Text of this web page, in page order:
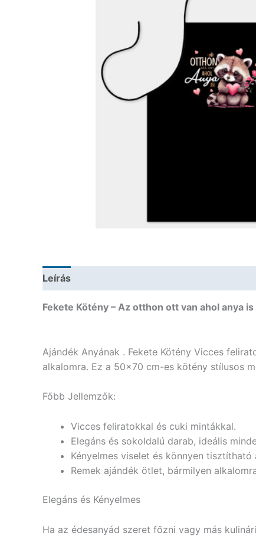
Leírás
Fekete Kötény – Az otthon ott van ahol anya
Ajándék Anyának . Fekete Kötény Vicces
alkalomra. Ez a 50×70 cm-es kötény stílusos
Főbb Jellemzők:
Vicces feliratokkal és cuki mintákkal.
Elegáns és sokoldalú darab, ideális
Kényelmes viselet és könnyen tisztítható
Remek ajándék ötlet, bármilyen
Elegáns és Kényelmes
Ha az édesanyád szeret főzni vagy más